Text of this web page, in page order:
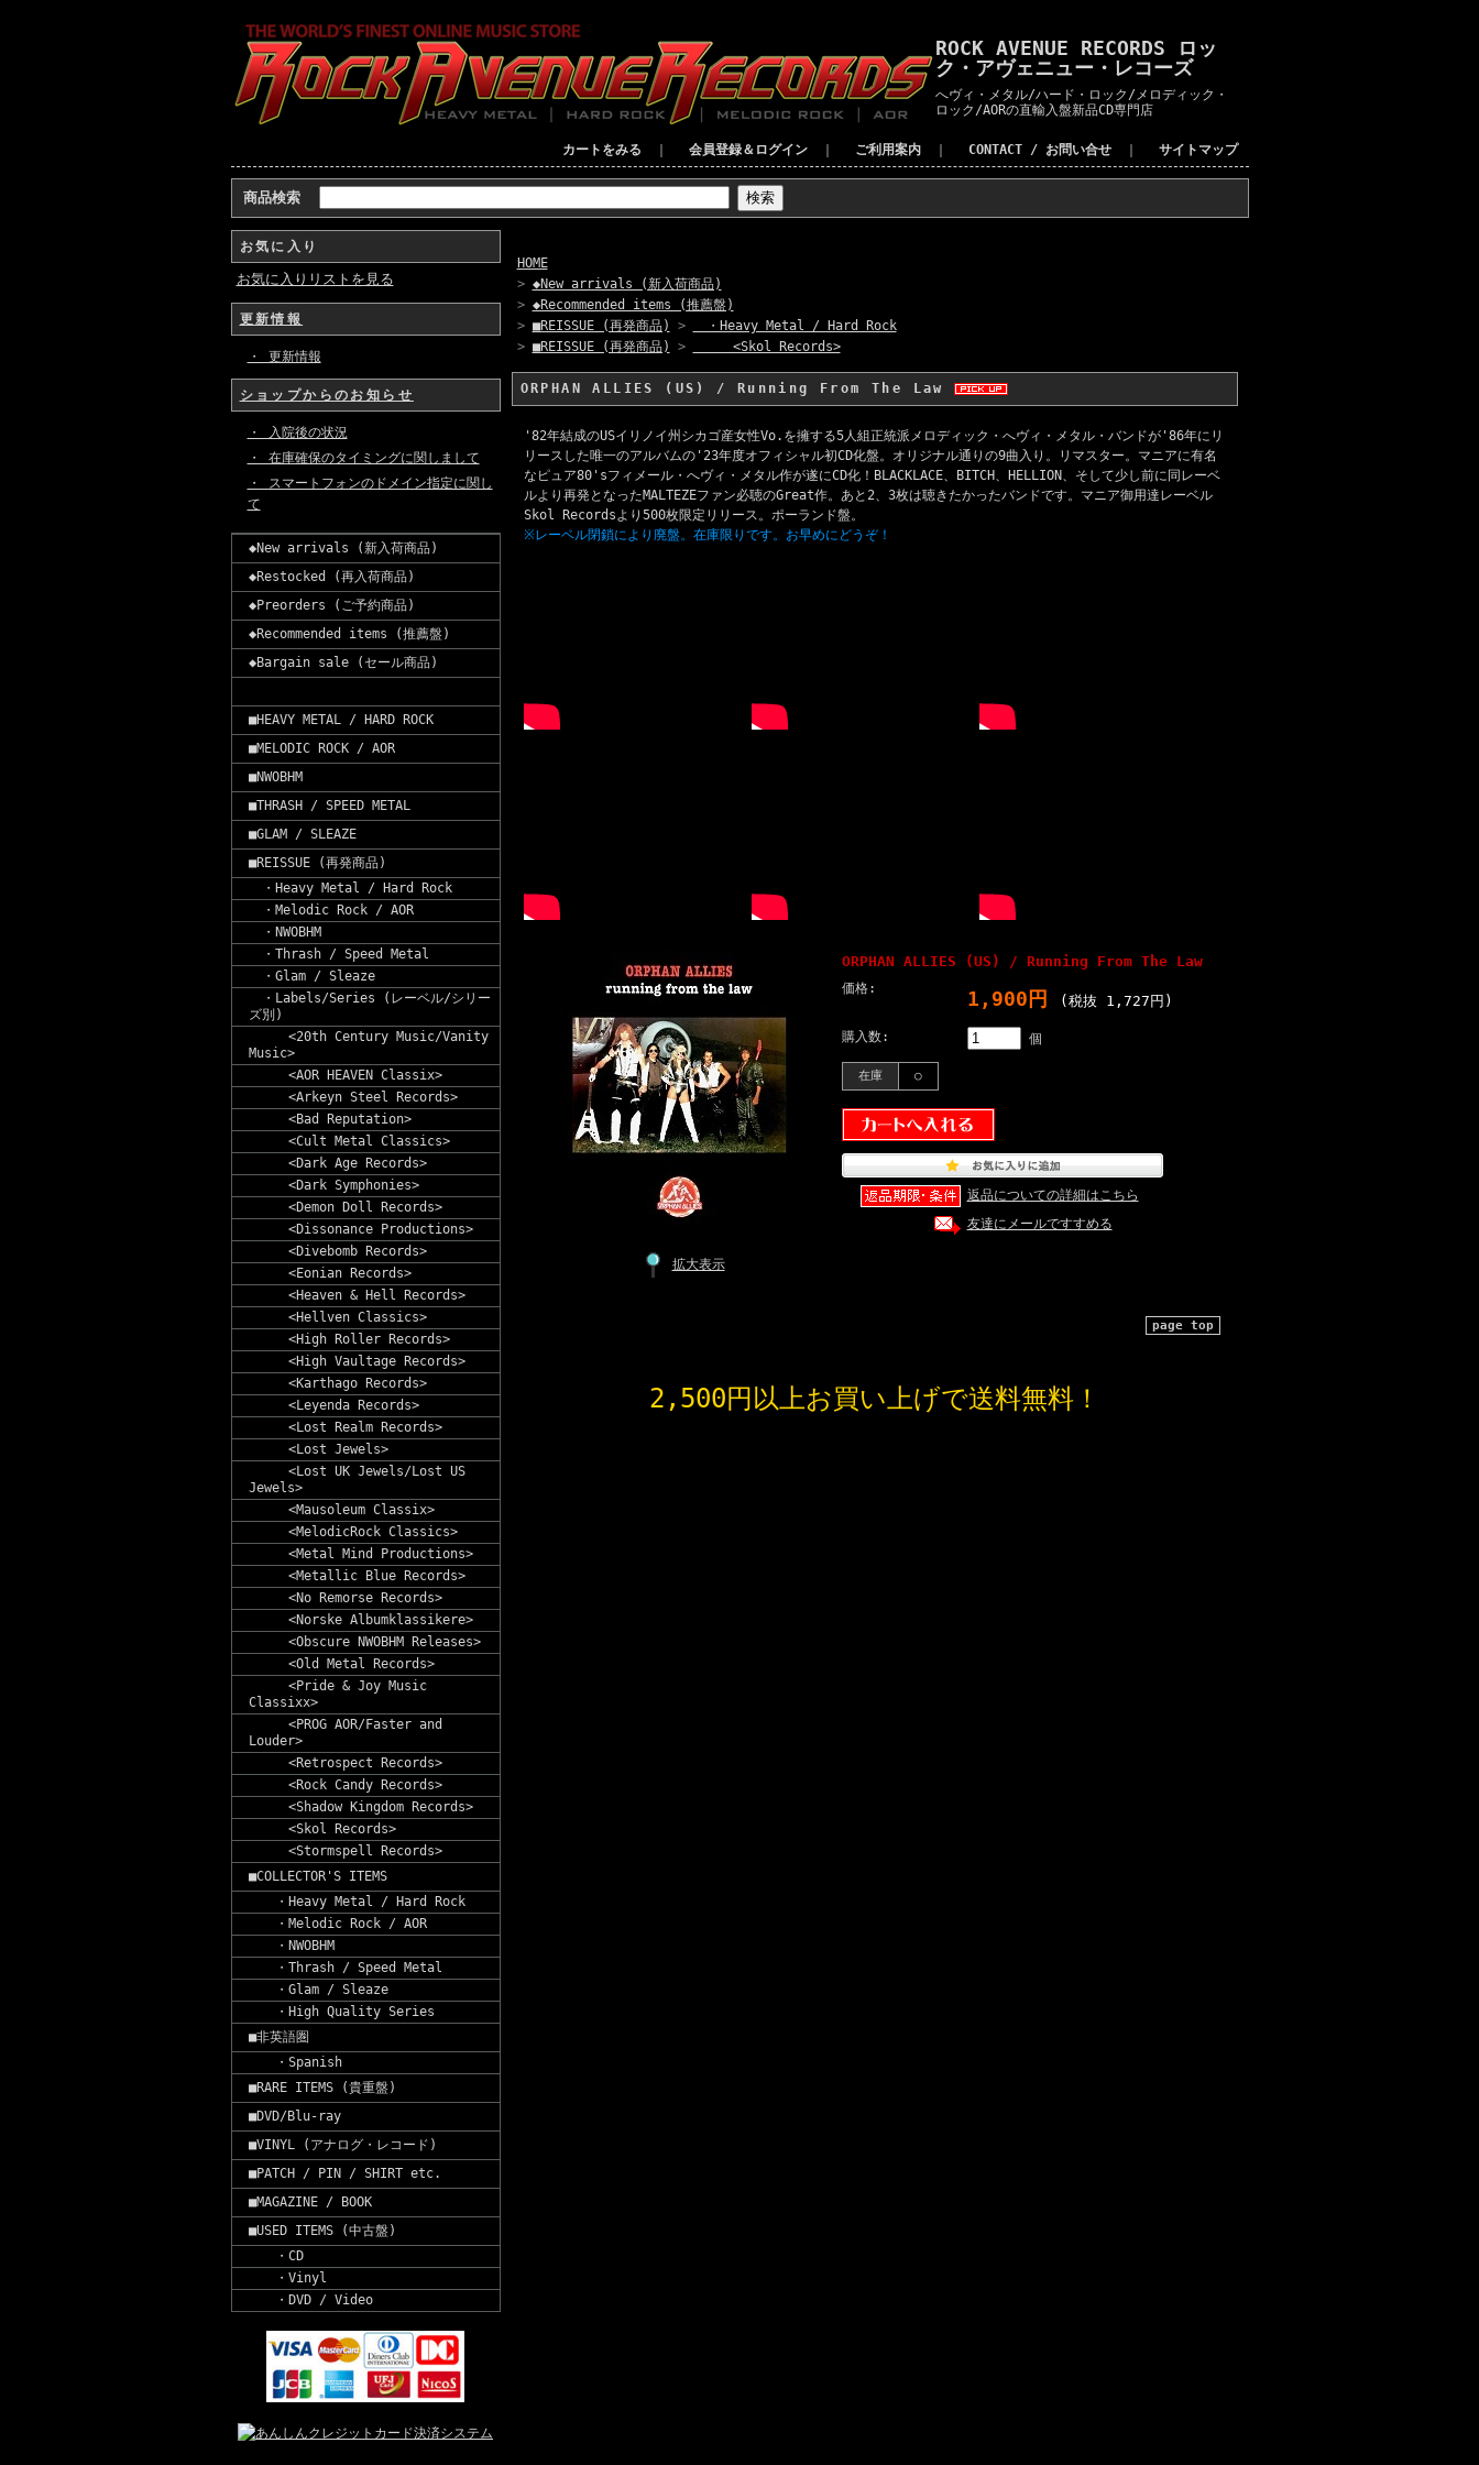
ROCK AVENUE RECORDS ロッ
ク・アヴェニュー・レコーズ
へヴィ・メタル/ハード・ロック/メロディック・
ロック/AORの直輸入盤新品CD専門店
カートをみる 会員登録＆ログイン ご利用案内 CONTACT / お問い合せ サイトマップ
商品検索
お気に入り
お気に入りリストを見る
更新情報
・ 更新情報
ショップからのお知らせ
・ 入院後の状況
・ 在庫確保のタイミングに関しまして
・ スマートフォンのドメイン指定に関し
て
◆New arrivals (新入荷商品)
◆Restocked (再入荷商品)
◆Preorders (ご予約商品)
◆Recommended items (推薦盤)
◆Bargain sale (セール商品)
■HEAVY METAL / HARD ROCK
■MELODIC ROCK / AOR
■NWOBHM
■THRASH / SPEED METAL
■GLAM / SLEAZE
■REISSUE (再発商品)
・Heavy Metal / Hard Rock
・Melodic Rock / AOR
・NWOBHM
・Thrash / Speed Metal
・Glam / Sleaze
・Labels/Series (レーベル/シリー
ズ別)
<20th Century Music/Vanity
Music>
<AOR HEAVEN Classix>
<Arkeyn Steel Records>
<Bad Reputation>
<Cult Metal Classics>
<Dark Age Records>
<Dark Symphonies>
<Demon Doll Records>
<Dissonance Productions>
<Divebomb Records>
<Eonian Records>
<Heaven & Hell Records>
<Hellven Classics>
<High Roller Records>
<High Vaultage Records>
<Karthago Records>
<Leyenda Records>
<Lost Realm Records>
<Lost Jewels>
<Lost UK Jewels/Lost US
Jewels>
<Mausoleum Classix>
<MelodicRock Classics>
<Metal Mind Productions>
<Metallic Blue Records>
<No Remorse Records>
<Norske Albumklassikere>
<Obscure NWOBHM Releases>
<Old Metal Records>
<Pride & Joy Music
Classixx>
<PROG AOR/Faster and
Louder>
<Retrospect Records>
<Rock Candy Records>
<Shadow Kingdom Records>
<Skol Records>
<Stormspell Records>
■COLLECTOR'S ITEMS
・Heavy Metal / Hard Rock
・Melodic Rock / AOR
・NWOBHM
・Thrash / Speed Metal
・Glam / Sleaze
・High Quality Series
■非英語圏
・Spanish
■RARE ITEMS (貴重盤)
■DVD/Blu-ray
■VINYL (アナログ・レコード)
■PATCH / PIN / SHIRT etc.
■MAGAZINE / BOOK
■USED ITEMS (中古盤)
・CD
・Vinyl
・DVD / Video
HOME
> ◆New arrivals (新入荷商品)
> ◆Recommended items (推薦盤)
> ■REISSUE (再発商品) >
・Heavy Metal / Hard Rock
> ■REISSUE (再発商品) > <Skol Records>
ORPHAN ALLIES (US) / Running From The Law
'82年結成のUSイリノイ州シカゴ産女性Vo.を擁する5人組正統派メロディック・へヴィ・メタル・バンドが'86年にリ
リースした唯一のアルバムの'23年度オフィシャル初CD化盤。オリジナル通りの9曲入り。リマスター。マニアに有名
なピュア80'sフィメール・へヴィ・メタル作が遂にCD化！BLACKLACE、BITCH、HELLION、そして少し前に同レーベ
ルより再発となったMALTEZEファン必聴のGreat作。あと2、3枚は聴きたかったバンドです。マニア御用達レーベル
Skol Recordsより500枚限定リリース。ポーランド盤。
※レーベル閉鎖により廃盤。在庫限りです。お早めにどうぞ！
拡大表示
ORPHAN ALLIES (US) / Running From The Law
価格: 1,900円 (税抜 1,727円)
購入数: 個
在庫 ○
返品についての詳細はこちら
友達にメールですすめる
page top
2,500円以上お買い上げで送料無料！